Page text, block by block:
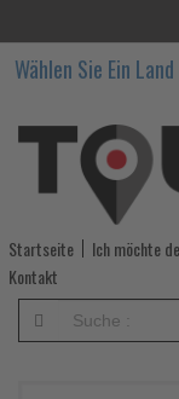
Loudoun
County
verbindet
mit
Genuss
Wählen Sie Ein Land
Startseite Ich möchte
Kontakt